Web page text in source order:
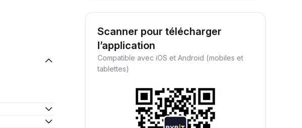
Scanner pour télécharger
l’application
Compatible avec iOS et Android (mobiles et
tablettes)